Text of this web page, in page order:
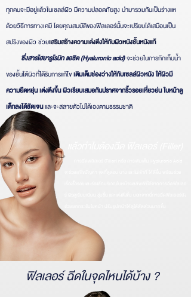
ทุกคนจะมีอยู่แล้วในเซลล์ผิว มีความปลอดภัยสูง นำมารวมกันเป็นร่างแห
ด้วยวิธีการทางเคมี โดยคุณสมบัติของฟิลเลอร์นั้นจะเปรียบได้เสมือนเป็น
สปริงของผิว ช่วยเสริมสร้างความเต่งตึงให้กับผิวหนังชั้นหนังแท้
ซึ่งสารไฮยารูโรนิก แอซิต (Hyaluronic acid)จะช่วยในการกักเก็บน้ำ
ของชั้นใต้ผิวที่ได้รับการแก้ไขเติมเต็มช่องว่างให้กับเซลล์ผิวหนัง ให้ผิวมี
ความยืดหยุ่น เต่งตึงขึ้น ผิวเรียบเสมอกันปราศจากริ้วรอยเหี่ยวย่น ใบหน้าดู
เด็กลงได้ชัดเจนและจะสลายตัวไปได้เองตามธรรมชาติ
ฟิลเลอร์ ฉีดในจุดไหนได้บ้าง ?